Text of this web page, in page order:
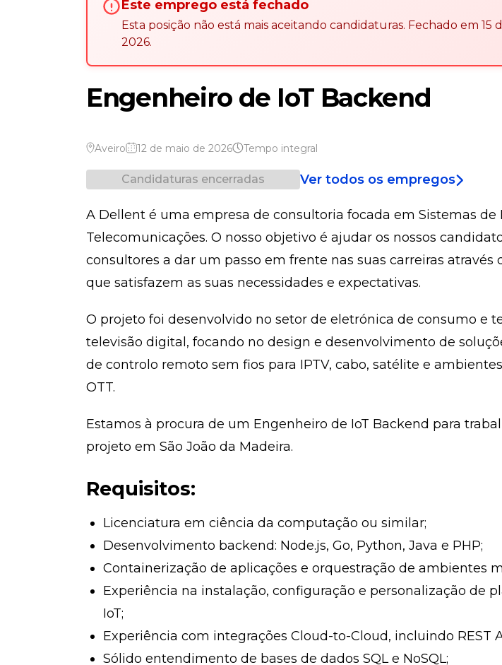
Este emprego está fechado
Esta posição não está mais aceitando candidaturas. Fechado em 15
2026.
Engenheiro de IoT Backend
Aveiro 12 de maio de 2026 Tempo integral
Candidaturas encerradas Ver todos os empregos
A Dellent é uma empresa de consultoria focada em Sistemas de
Telecomunicações. O nosso objetivo é ajudar os nossos
consultores a dar um passo em frente nas suas carreiras através
que satisfazem as suas necessidades e expectativas.
O projeto foi desenvolvido no setor de eletrónica de consumo e
televisão digital, focando no design e desenvolvimento de
de controlo remoto sem fios para IPTV, cabo, satélite e
OTT.
Estamos à procura de um Engenheiro de IoT Backend para
projeto em São João da Madeira.
Requisitos:
Licenciatura em ciência da computação ou similar;
Desenvolvimento backend: Node.js, Go, Python, Java e PHP;
Containerização de aplicações e orquestração de ambientes
Experiência na instalação, configuração e personalização de
IoT;
Experiência com integrações Cloud-to-Cloud, incluindo REST
Sólido entendimento de bases de dados SQL e NoSQL;